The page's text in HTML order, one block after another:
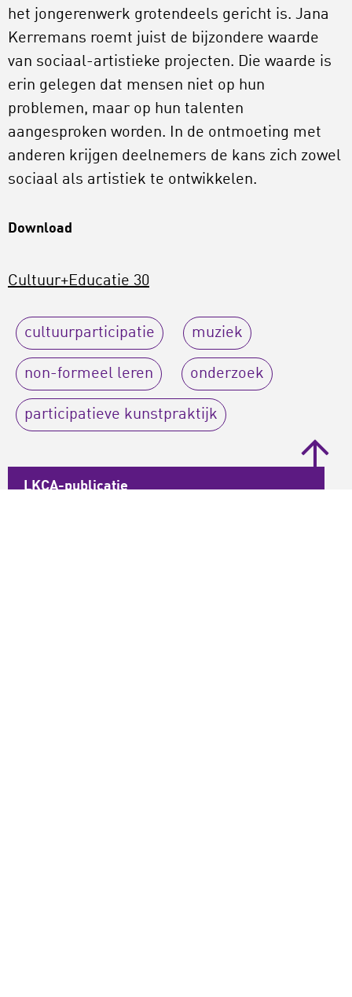
het jongerenwerk grotendeels gericht is. Jana
Kerremans roemt juist de bijzondere waarde
van sociaal-artistieke projecten. Die waarde is
erin gelegen dat mensen niet op hun
problemen, maar op hun talenten
aangesproken worden. In de ontmoeting met
anderen krijgen deelnemers de kans zich zowel
sociaal als artistiek te ontwikkelen.
Download
Cultuur+Educatie 30
cultuurparticipatie muziek
non-formeel leren onderzoek
participatieve kunstpraktijk
LKCA-publicatie